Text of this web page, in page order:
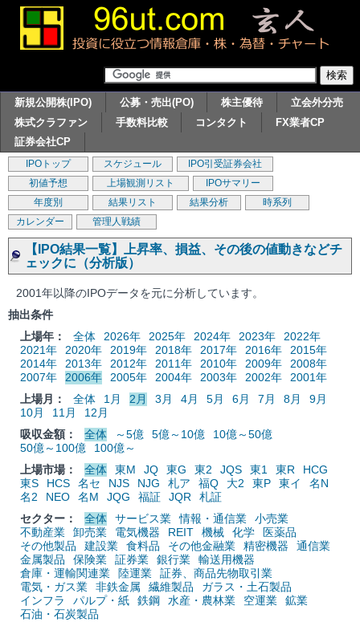
新規公開株(IPO) 公募・売出(PO) 株主優待
立会外分売
株式クラファン
手数料比較 コンタクト
FX業者CP
証券会社CP
IPOトップ スケジュール
IPO引受証券会社
初値予想
上場観測リスト
IPOサマリー
年度別
結果リスト 結果分析
時系列
カレンダー
管理人戦績
【IPO結果一覧】上昇率、損益、その後の値動きなどチ
ェックに（分析版）
2001年以降のIPOデータを元に分析しています。
抽出条件
上場年：
全体 2026年 2025年 2024年 2023年
2022年
2021年
2020年 2019年 2018年 2017年 2016年
2015年
2014年
2013年 2012年 2011年 2010年 2009年
2008年
2007年
2006年 2005年 2004年 2003年 2002年
2001年
上場月：
全体 1月 2月 3月 4月 5月 6月 7月 8月
9月
10月
11月
12月
吸収金額：
全体 ～5億 5億～10億
10億～50億
50億～100億
100億～
上場市場：
全体 東M JQ 東G 東2 JQS 東1 東R
HCG
東S
HCS 名セ NJS NJG 札ア 福Q 大2 東P 東イ
名N
名2
NEO 名M JQG 福証 JQR
札証
セクター：
全体 サービス業 情報・通信業
小売業
不動産業
卸売業 電気機器 REIT 機械 化学
医薬品
その他製品
建設業 食料品 その他金融業 精密機器
通信業
金属製品
保険業 証券業 銀行業
輸送用機器
倉庫・運輸関連業
陸運業
証券、商品先物取引業
電気・ガス業
非鉄金属 繊維製品
ガラス・土石製品
インフラ
パルプ・紙 鉄鋼 水産・農林業 空運業
鉱業
石油・石炭製品